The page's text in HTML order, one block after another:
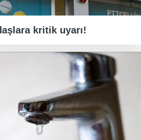
kritik uyarı!